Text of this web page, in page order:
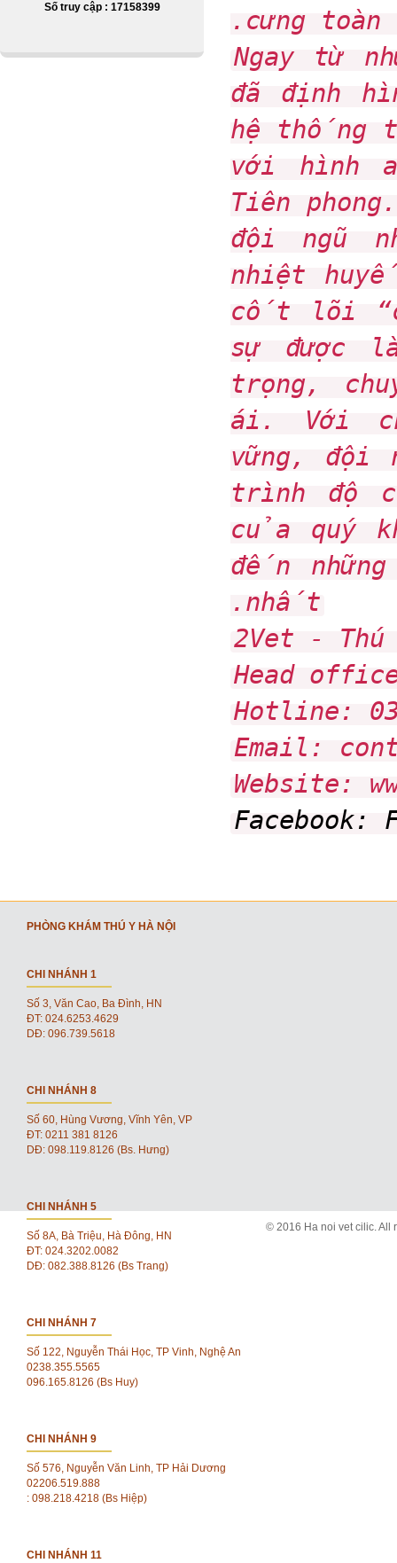
Số truy cập : 17158399
cưng
Ngay từ
đã định
hệ thống
với hình
Tiên
đội ngũ
nhiệt
cốt lõi
sự được
trọng,
ái. Với
vững, đội
trình độ
của quý
đến
nhất.
2Vet - Thú
Head
Hotline:
Email:
Website:
Facebook:
PHÒNG KHÁM THÚ Y HÀ NỘI
CHI NHÁNH 1
Số 3, Văn Cao, Ba Đình, HN
ĐT: 024.6253.4629
DĐ: 096.739.5618
CHI NHÁNH 8
Số 60, Hùng Vương, Vĩnh Yên, VP
ĐT: 0211 381 8126
DĐ: 098.119.8126 (Bs. Hưng)
CHI NHÁNH 5
Số 8A, Bà Triệu, Hà Đông, HN
ĐT: 024.3202.0082
DĐ: 082.388.8126 (Bs Trang)
CHI NHÁNH 7
Số 122, Nguyễn Thái Học, TP Vinh, Nghệ An
0238.355.5565
096.165.8126 (Bs Huy)
CHI NHÁNH 9
Số 576, Nguyễn Văn Linh, TP Hải Dương
02206.519.888
: 098.218.4218 (Bs Hiệp)
CHI NHÁNH 11
© 2016 Ha noi vet cilic. All